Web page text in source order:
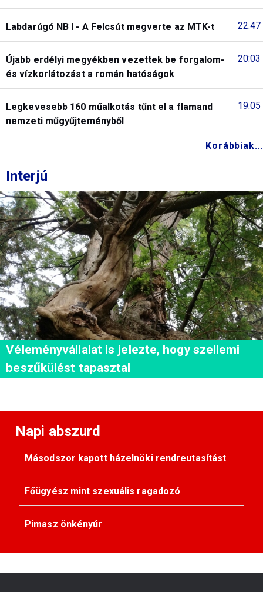
22:47
Labdarúgó NB I - A Felcsút megverte az MTK-t
20:03
Újabb erdélyi megyékben vezettek be forgalom-
és vízkorlátozást a román hatóságok
19:05
Legkevesebb 160 műalkotás tűnt el a flamand
nemzeti műgyűjteményből
Korábbiak...
Interjú
Véleményvállalat is jelezte, hogy szellemi
beszűkülést tapasztal
Napi abszurd
Másodszor kapott házelnöki rendreutasítást
Főügyész mint szexuális ragadozó
Pimasz önkényúr